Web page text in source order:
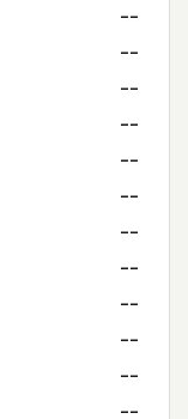
--
--
--
--
--
--
--
--
--
--
--
--